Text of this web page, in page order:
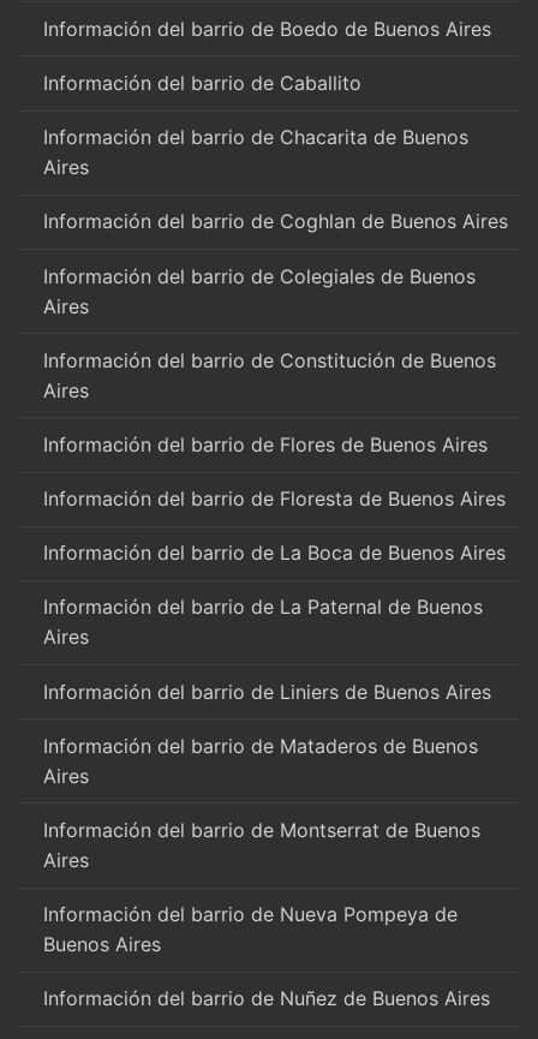
Información del barrio de Boedo de Buenos Aires
Información del barrio de Caballito
Información del barrio de Chacarita de Buenos
Aires
Información del barrio de Coghlan de Buenos Aires
Información del barrio de Colegiales de Buenos
Aires
Información del barrio de Constitución de Buenos
Aires
Información del barrio de Flores de Buenos Aires
Información del barrio de Floresta de Buenos Aires
Información del barrio de La Boca de Buenos Aires
Información del barrio de La Paternal de Buenos
Aires
Información del barrio de Liniers de Buenos Aires
Información del barrio de Mataderos de Buenos
Aires
Información del barrio de Montserrat de Buenos
Aires
Información del barrio de Nueva Pompeya de
Buenos Aires
Información del barrio de Nuñez de Buenos Aires